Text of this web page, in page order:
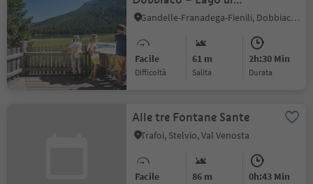
Dobbiaco – percorso
naturalistico attorno al
lago - Dobbiaco
Gandelle-Franadega-Fienili, Dobbiaco, Regione dolomitica 3 Cime
Facile
Difficoltà
61 m
Salita
2h:30 Min
durata
Alle tre Fontane Sante
Trafoi, Stelvio, Val Venosta
Facile 86 m 0h:43 Min